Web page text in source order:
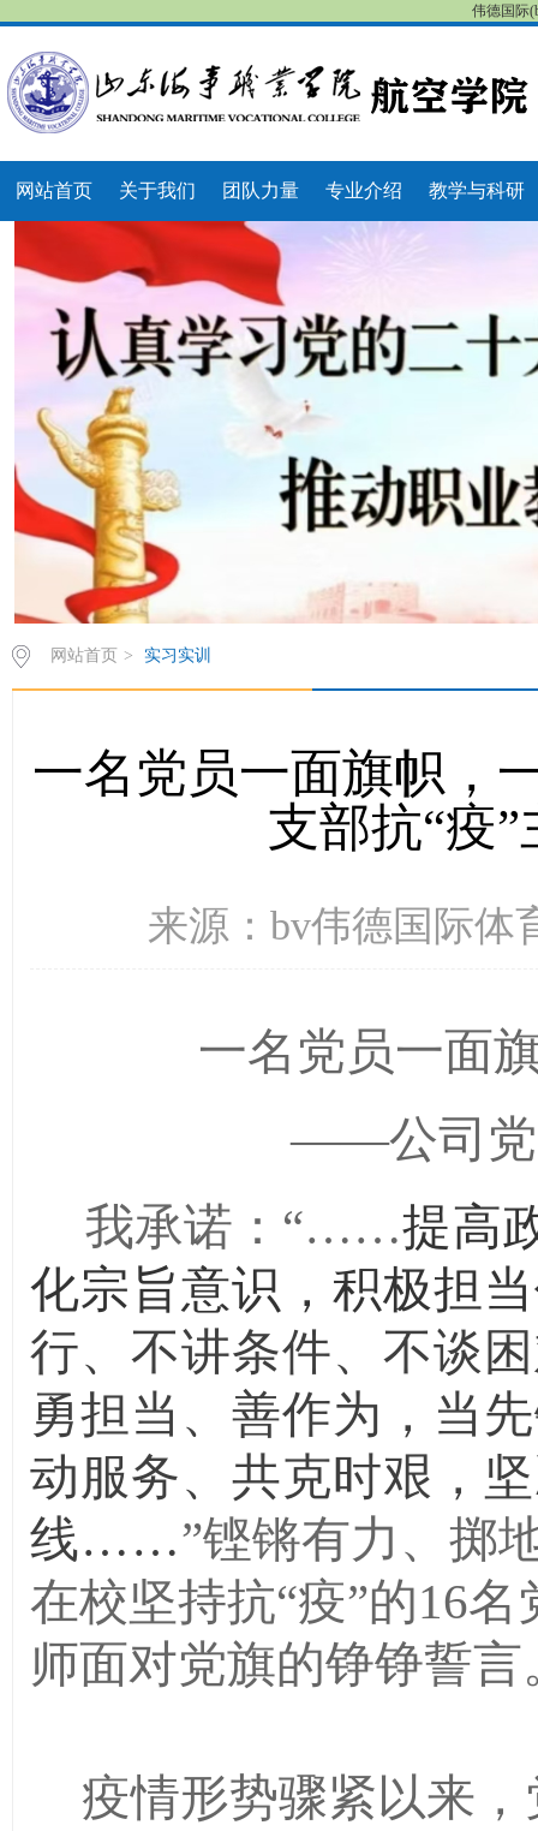
伟德国际
网站首页 关于我们 团队力量 专业介绍 教学与科研
网站首页 > 实习实训
一名党员一面旗帜
支部抗“疫
来源：bv伟德国际体
一名党员一面
——公司党
我承诺： “……提高
化宗旨意识，积极担
行、不讲条件、不谈
勇担当、善作为，当
动服务、共克时艰，
线……”铿锵有力、掷
在校坚持抗“疫”的16
师面对党旗的铮铮誓言
疫情形势骤紧以来